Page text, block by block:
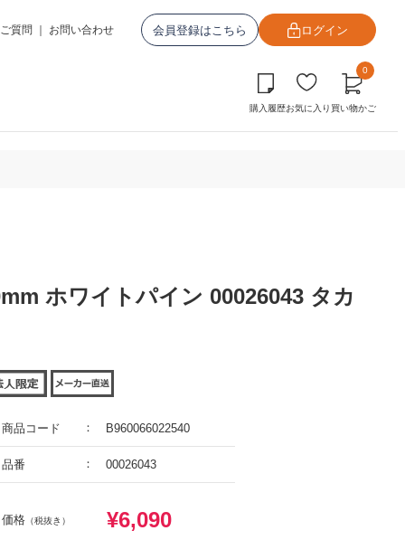
質問 お問い合わせ 会員登録はこちら ログイン
購入履歴お気に入り
0
買い物かご
ホワイトパイン 00026043 タカ
商品コード B960066022540
品番 00026043
価格 （税抜き） ¥6,090